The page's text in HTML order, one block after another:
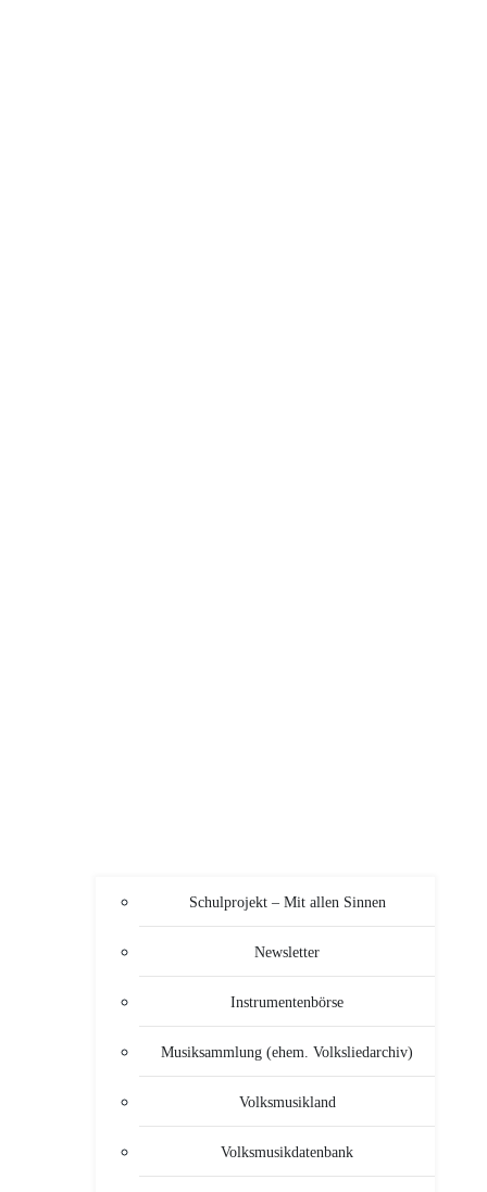
Schulprojekt – Mit allen Sinnen
Newsletter
Instrumentenbörse
Musiksammlung (ehem. Volksliedarchiv)
Volksmusikland
Volksmusikdatenbank